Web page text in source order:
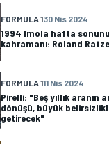
FORMULA 130 Nis 2024
1994 Imola hafta
kahramanı: Roland
FORMULA 111 Nis 2024
Pirelli: "Beş yıllık aranın
dönüşü, büyük
getirecek"